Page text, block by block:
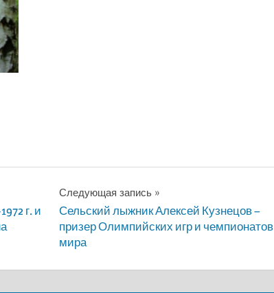
г. и
Следующая запись
Сельский лыжник Алексей Кузнецов –
призер Олимпийских игр и чемпионатов
мира